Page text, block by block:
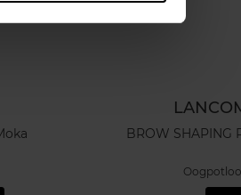
BROW SHAPING